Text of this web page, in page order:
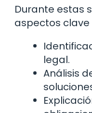
Durante estas
aspectos clave
legal.
Análisis